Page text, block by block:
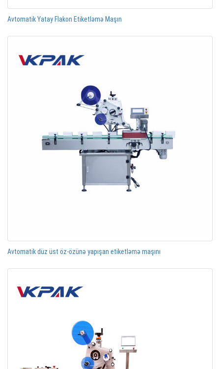
Avtomatik Yatay Flakon Etiketləmə Maşın
Avtomatik düz üst öz-özünə yapışan etiketləmə maşını